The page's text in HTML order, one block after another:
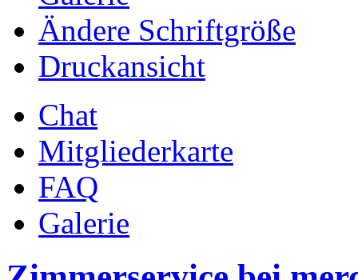
Ändere Schriftgröße
Druckansicht
Chat
Mitgliederkarte
FAQ
Galerie